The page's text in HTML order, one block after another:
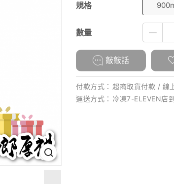
規格
數量
敲敲話
付款方式： 超商取貨付款 / 線
運送方式： 冷凍7-ELEVEN店